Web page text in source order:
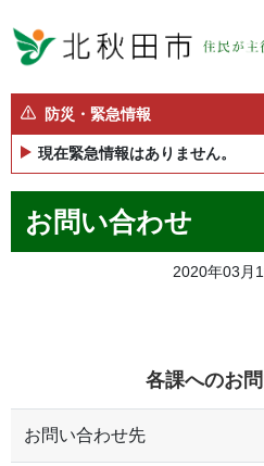
防災・緊急情報
現在緊急情報はありません。
お問い合わせ
2020年03月
各課へのお
お問い合わせ先